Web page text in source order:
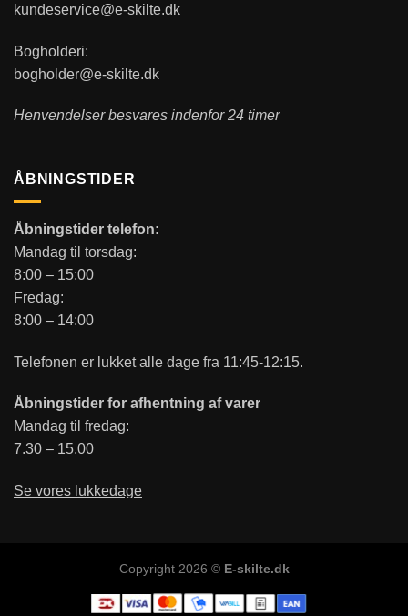
kundeservice@e-skilte.dk
Bogholderi:
bogholder@e-skilte.dk
Henvendelser besvares indenfor 24 timer
ÅBNINGSTIDER
Åbningstider telefon:
Mandag til torsdag:
8:00 – 15:00
Fredag:
8:00 – 14:00
Telefonen er lukket alle dage fra 11:45-12:15.
Åbningstider for afhentning af varer
Mandag til fredag:
7.30 – 15.00
Se vores lukkedage
Copyright 2026 © E-skilte.dk